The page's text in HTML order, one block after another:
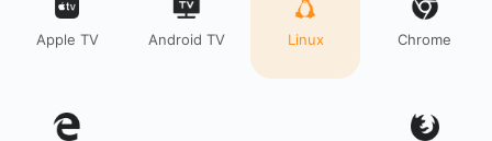
Apple TV Android TV Linux Chrome